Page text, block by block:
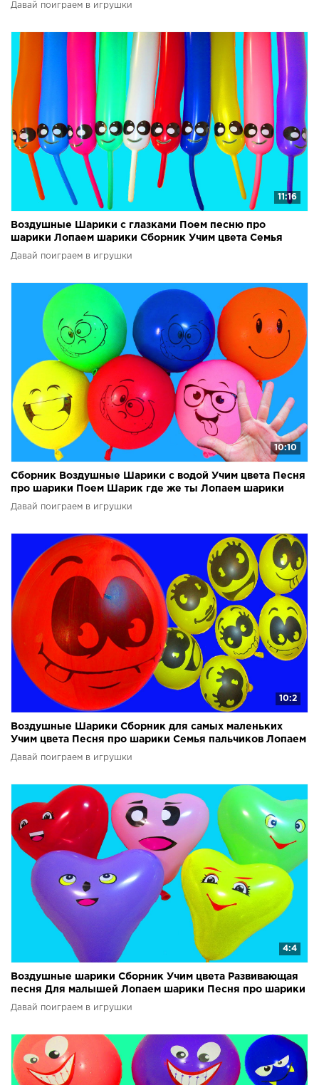
Давай поиграем в игрушки
11:16
Воздушные Шарики с глазками Поем песню про
шарики Лопаем шарики Сборник Учим цвета Семья
пальчиков
Давай поиграем в игрушки
10:10
Сборник Воздушные Шарики с водой Учим цвета Песня
про шарики Поем Шарик где же ты Лопаем шарики
Давай поиграем в игрушки
10:2
Воздушные Шарики Сборник для самых маленьких
Учим цвета Песня про шарики Семья пальчиков Лопаем
Шары
Давай поиграем в игрушки
4:4
Воздушные шарики Сборник Учим цвета Развивающая
песня Для малышей Лопаем шарики Песня про шарики
Давай поиграем в игрушки